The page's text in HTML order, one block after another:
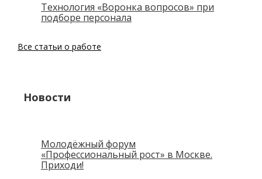
Технология «Воронка вопросов» при
подборе персонала
Все статьи о работе
Новости
Молодёжный форум
«Профессиональный рост» в Москве.
Приходи!